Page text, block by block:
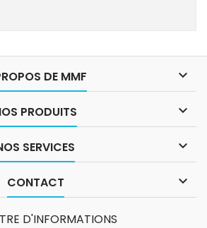
DE MMF 
PRODUITS 
SERVICES 
CONTACT 
D'INFORMATIONS